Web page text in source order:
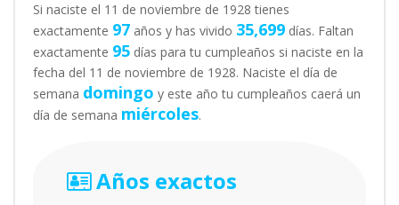
Si naciste el 11 de noviembre de 1928 tienes
exactamente 97 años y has vivido 35,699 días. Faltan
exactamente 95 días para tu cumpleaños si naciste en la
fecha del 11 de noviembre de 1928. Naciste el día de
semana domingo y este año tu cumpleaños caerá un
día de semana miércoles.
Años exactos